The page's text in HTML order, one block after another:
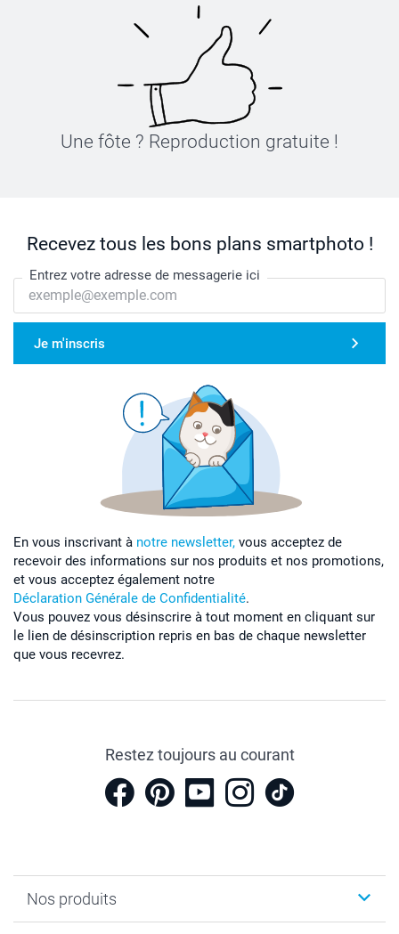
Une fôte ? Reproduction gratuite !
Recevez tous les bons plans smartphoto !
Entrez votre adresse de messagerie ici
Je m'inscris
En vous inscrivant à notre newsletter, vous acceptez de
recevoir des informations sur nos produits et nos promotions,
et vous acceptez également notre
Déclaration Générale de Confidentialité.
Vous pouvez vous désinscrire à tout moment en cliquant sur
le lien de désinscription repris en bas de chaque newsletter
que vous recevrez.
Restez toujours au courant
Nos produits